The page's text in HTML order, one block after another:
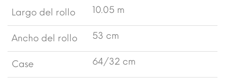
Largo del rollo 10.05 m
Ancho del rollo 53 cm
Case 64/32 cm